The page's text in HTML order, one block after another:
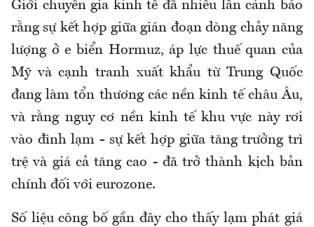
Giới chuyên gia kinh tế đã nhiều lần cảnh báo
rằng sự kết hợp giữa gián đoạn dòng chảy năng
lượng ở e biển Hormuz, áp lực thuế quan của
Mỹ và cạnh tranh xuất khẩu từ Trung Quốc
đang làm tổn thương các nền kinh tế châu Âu,
và rằng nguy cơ nền kinh tế khu vực này rơi
vào đình lạm - sự kết hợp giữa tăng trưởng trì
trệ và giá cả tăng cao - đã trở thành kịch bản
chính đối với eurozone.
Số liệu công bố gần đây cho thấy lạm phát giá